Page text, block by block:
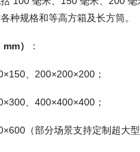
种规格和等高方箱及长方筒。
） ：
、200×200×200；
、400×400×400；
（部分场景支持定制超大